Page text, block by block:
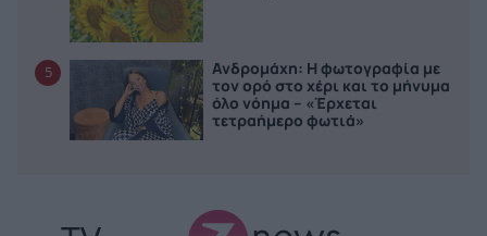
5
Ανδρομάχη: Η φωτογραφία με
τον ορό στο χέρι και το μήνυμα
όλο νόημα – «Έρχεται
τετραήμερο φωτιά»